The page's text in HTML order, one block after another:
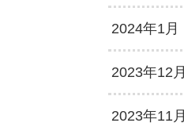
2024年1月
2023年12月
2023年11月